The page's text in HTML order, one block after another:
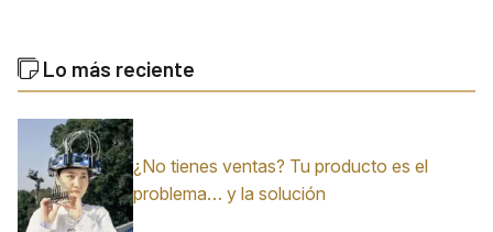
Lo más reciente
¿No tienes ventas? Tu producto es el
problema… y la solución